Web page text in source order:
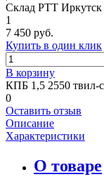
Склад РТТ Иркутск
1
7 450 руб.
Купить в один клик
В корзину
КПБ 1,5 2550 твил-
0
Оставить отзыв
Описание
Характеристики
О товаре